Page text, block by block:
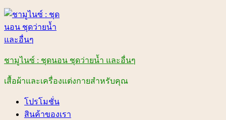
Skip
content
ชามูไนซ์ : ชุดนอน ชุดว่ายน้ำ และอื่นๆ
เสื้อผ้าและเครื่องแต่งกายสำหรับคุณ
โปรโมชั่น
สินค้าของเรา